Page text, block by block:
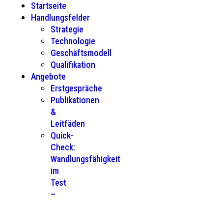
Startseite
Handlungsfelder
Strategie
Technologie
Geschäftsmodell
Qualifikation
Angebote
Erstgespräche
Publikationen
&
Leitfäden
Quick-
Check:
Wandlungsfähigkeit
im
Test
–